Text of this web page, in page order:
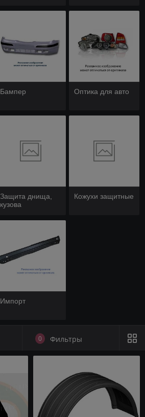
Бампер Оптика для авто
Защита днища,
кузова
Кожухи защитные
Импорт
0 Фильтры